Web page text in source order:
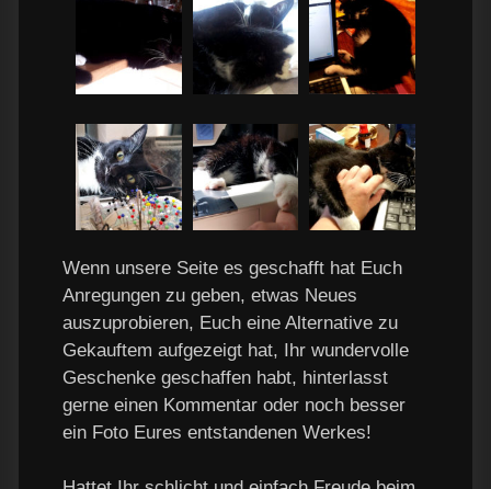
Wenn unsere Seite es geschafft hat Euch
Anregungen zu geben, etwas Neues
auszuprobieren, Euch eine Alternative zu
Gekauftem aufgezeigt hat, Ihr wundervolle
Geschenke geschaffen habt, hinterlasst
gerne einen Kommentar oder noch besser
ein Foto Eures entstandenen Werkes!